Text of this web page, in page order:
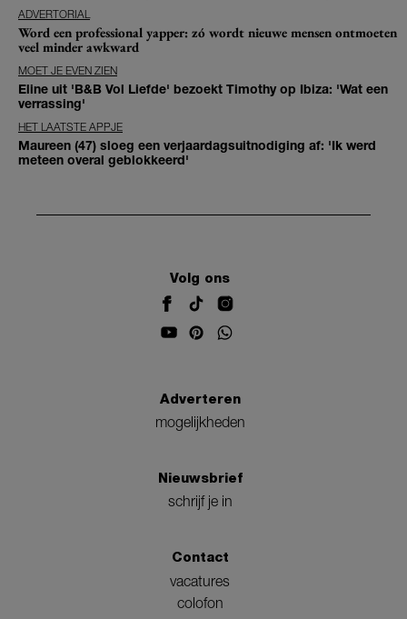
ADVERTORIAL
Word een professional yapper: zó wordt nieuwe mensen ontmoeten
veel minder awkward
MOET JE EVEN ZIEN
Eline uit 'B&B Vol Liefde' bezoekt Timothy op Ibiza: 'Wat een
verrassing'
HET LAATSTE APPJE
Maureen (47) sloeg een verjaardagsuitnodiging af: 'Ik werd
meteen overal geblokkeerd'
Volg ons
Adverteren
mogelijkheden
Nieuwsbrief
schrijf je in
Contact
vacatures
colofon